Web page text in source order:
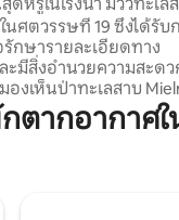
นศตวรรษที่ 19 ซึ่งได้รับ
กษารายละเอียดทาง
ะมีสิ่งอำนวยความสะด
งเห็นป่าทะเลสาบ
โปแลนด์สวน
กอาศัยขนาด 600 ตารา
ากอากาศใ